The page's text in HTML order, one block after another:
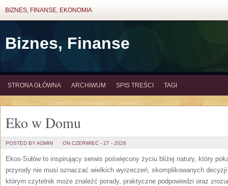
BIZNES, FINANSE, EKONOMIA
Biznes, Finanse
STRONA GŁÓWNA ARCHIWUM SPIS TREŚCI TAGI
Eko w Domu
POSTED BY ADMIN ON CZERWIEC - 27 - 2026
Ekos-Sułów to inspirujący serwis poświęcony życiu bliżej natury, który
przyrody nie musi oznaczać wielkich wyrzeczeń, skomplikowanych
którym czytelnik może znaleźć porady, praktyczne podpowiedzi oraz